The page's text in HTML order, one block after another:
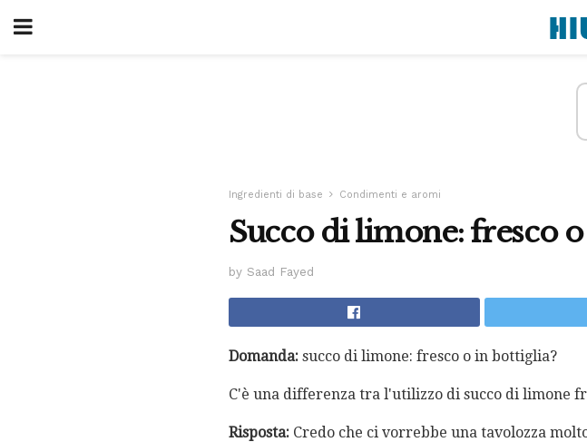
Ingredienti di base Condimenti e aromi
Succo di limone: fresco
by Saad Fayed
Domanda: succo di limone: fresco o in bottiglia?
C'è una differenza tra l'utilizzo di succo di limone
Risposta: Credo che ci vorrebbe una tavolozza